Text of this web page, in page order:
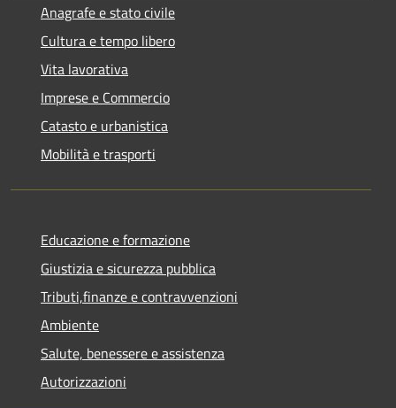
Anagrafe e stato civile
Cultura e tempo libero
Vita lavorativa
Imprese e Commercio
Catasto e urbanistica
Mobilità e trasporti
Educazione e formazione
Giustizia e sicurezza pubblica
Tributi,finanze e contravvenzioni
Ambiente
Salute, benessere e assistenza
Autorizzazioni